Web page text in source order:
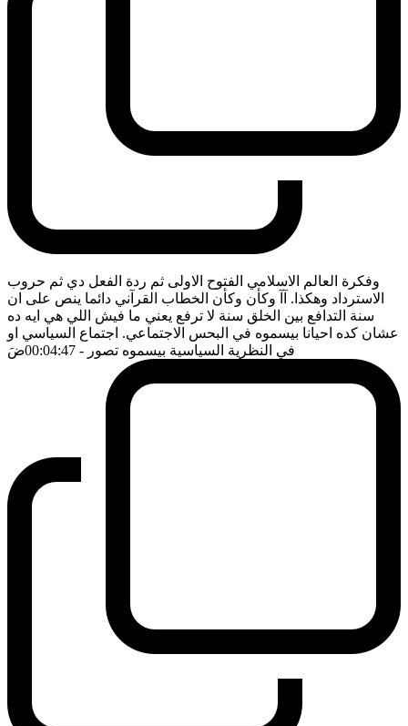
وفكرة العالم الاسلامي الفتوح الاولى ثم ردة الفعل دي ثم حروب
الاسترداد وهكذا. آآ وكأن وكأن الخطاب القرآني دائما ينص على ان
سنة التدافع بين الخلق سنة لا ترفع يعني ما فيش اللي هي ايه ده
عشان كده احيانا بيسموه في البحس الاجتماعي. اجتماع السياسي او
في النظرية السياسية بيسموه تصور - 00:04:47 ضَ